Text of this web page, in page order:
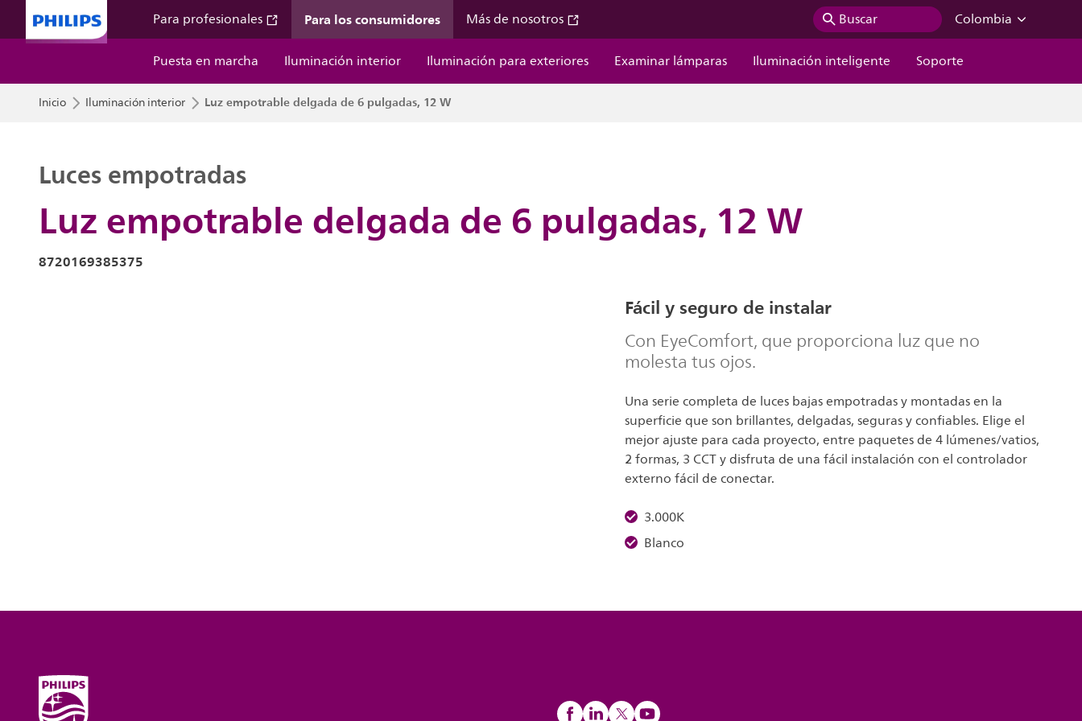
Para profesionales Para los consumidores Más de nosotros Buscar
Colombia
Puesta en marcha
Iluminación interior Iluminación para exteriores Examinar lámparas Iluminación inteligente Soporte
Inicio Iluminación interior Luz empotrable delgada de 6 pulgadas, 12 W
Luz empotrable delgada de 6 pulgadas, 12 W
Luces empotradas
8720169385375
Fácil y seguro de instalar
Con EyeComfort, que proporciona luz que no
molesta tus ojos.
Una serie completa de luces bajas empotradas y montadas en la
superficie que son brillantes, delgadas, seguras y confiables. Elige el
mejor ajuste para cada proyecto, entre paquetes de 4 lúmenes/vatios,
2 formas, 3 CCT y disfruta de una fácil instalación con el controlador
externo fácil de conectar.
3.000K
Blanco